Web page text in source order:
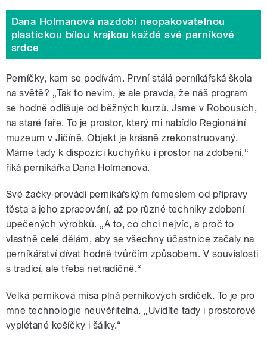
Dana Holmanová nazdobí neopakovatelnou
plastickou bílou krajkou každé své perníkové
srdce
Perníčky, kam se podívám. První stálá perníkářská škola
na světě? „Tak to nevím, je ale pravda, že náš program
se hodně odlišuje od běžných kurzů. Jsme v Robousích,
na staré faře. To je prostor, který mi nabídlo Regionální
muzeum v Jičíně. Objekt je krásně zrekonstruovaný.
Máme tady k dispozici kuchyňku i prostor na zdobení,“
říká perníkářka Dana Holmanová.
Své žačky provádí perníkářským řemeslem od přípravy
těsta a jeho zpracování, až po různé techniky zdobení
upečených výrobků. „A to, co chci nejvíc, a proč to
vlastně celé dělám, aby se všechny účastnice začaly na
perníkářství dívat hodně tvůrčím způsobem. V souvislosti
s tradicí, ale třeba netradičně.“
Velká perníková mísa plná perníkových srdíček. To je pro
mne technologie neuvěřitelná. „Uvidíte tady i prostorové
vyplétané košíčky i šálky.“